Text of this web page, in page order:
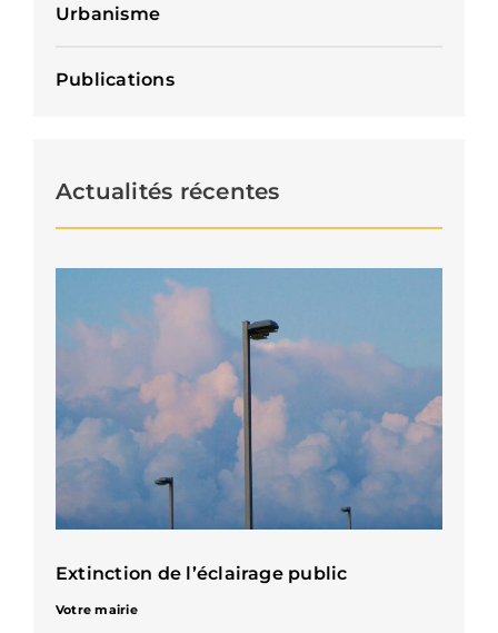
Urbanisme
Publications
Actualités récentes
Extinction de l’éclairage public
Votre mairie